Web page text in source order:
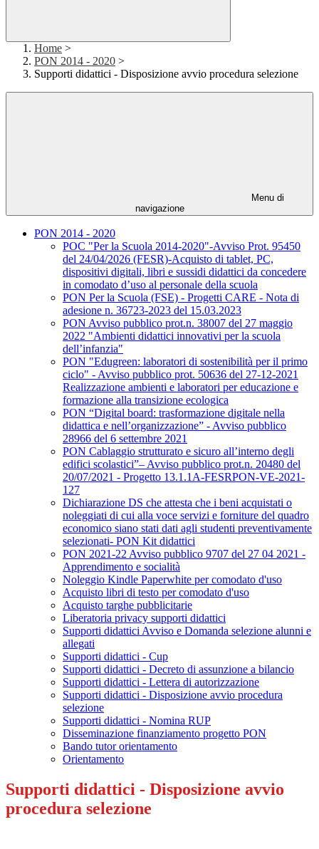
Home >
PON 2014 - 2020 >
Supporti didattici - Disposizione avvio procedura selezione
Menu di
navigazione
PON 2014 - 2020
POC "Per la Scuola 2014-2020"-Avviso Prot. 95450
del 24/04/2026 (FESR)-Acquisto di tablet, PC,
dispositivi digitali, libri e sussidi didattici da concedere
in comodato d’uso al personale della scuola
PON Per la Scuola (FSE) - Progetti CARE - Nota di
adesione n. 36723-2023 del 15.03.2023
PON Avviso pubblico prot.n. 38007 del 27 maggio
2022 "Ambienti didattici innovativi per la scuola
dell’infanzia"
PON "Edugreen: laboratori di sostenibilità per il primo
ciclo" - Avviso pubblico prot. 50636 del 27-12-2021
Realizzazione ambienti e laboratori per educazione e
formazione alla transizione ecologica
PON “Digital board: trasformazione digitale nella
didattica e nell’organizzazione” - Avviso pubblico
28966 del 6 settembre 2021
PON Cablaggio strutturato e sicuro all’interno degli
edifici scolastici”– Avviso pubblico prot.n. 20480 del
20/07/2021 - Progetto 13.1.1A-FESRPON-VE-2021-
127
Dichiarazione DS che attesta che i beni acquistati o
noleggiati di cui alla voce servizi e forniture del quadro
economico siano stati dati agli studenti preventivamente
selezionati- PON Kit didattici
PON 2021-22 Avviso pubblico 9707 del 27 04 2021 -
Apprendimento e socialità
Noleggio Kindle Paperwhite per comodato d'uso
Acquisto libri di testo per comodato d'uso
Acquisto targhe pubblicitarie
Liberatoria privacy supporti didattici
Supporti didattici Avviso e Domanda selezione alunni e
allegati
Supporti didattici - Cup
Supporti didattici - Decreto di assunzione a bilancio
Supporti didattici - Lettera di autorizzazione
Supporti didattici - Disposizione avvio procedura
selezione
Supporti didattici - Nomina RUP
Disseminazione finanziamento progetto PON
Bando tutor orientamento
Orientamento
Supporti didattici - Disposizione avvio
procedura selezione